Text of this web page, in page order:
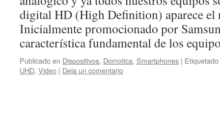
digital HD (High Definition) aparece el
Inicialmente promocionado por
característica fundamental de los
Publicado en Dispositivos, Domotica, Smartphones | Etiquetado
UHD, Video | Deja un comentario